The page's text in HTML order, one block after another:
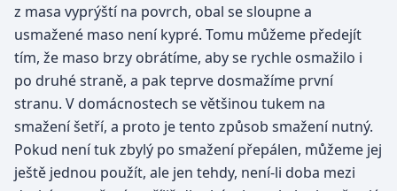
z masa vyprýští na povrch, obal se sloupne a
usmažené maso není kypré. Tomu můžeme předejít
tím, že maso brzy obrátíme, aby se rychle osmažilo i
po druhé straně, a pak teprve dosmažíme první
stranu. V domácnostech se většinou tukem na
smažení šetří, a proto je tento způsob smažení nutný.
Pokud není tuk zbylý po smažení přepálen, můžeme jej
ještě jednou použít, ale jen tehdy, není-li doba mezi